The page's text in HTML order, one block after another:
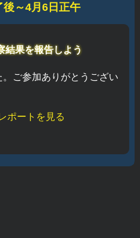
後～4月6日正午
結果を報告しよう
ご参加ありがとうござい
ポートを見る